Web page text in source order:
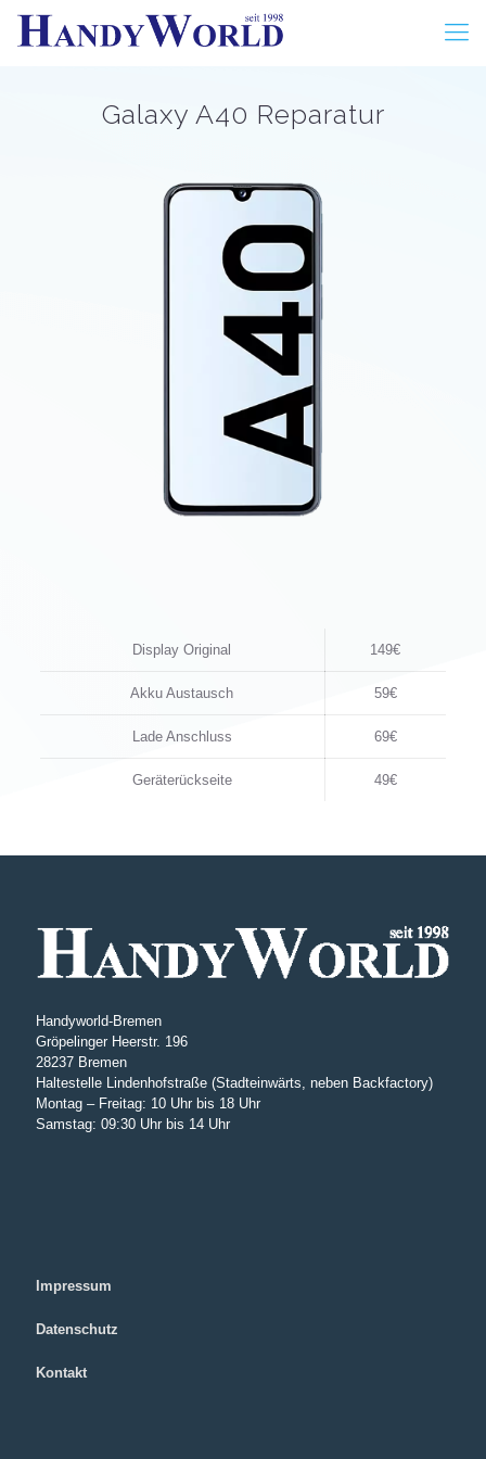
Galaxy A40 Reparatur
Display Original 149€
Akku Austausch 59€
Lade Anschluss 69€
Geräterückseite 49€
Handyworld-Bremen
Gröpelinger Heerstr. 196
28237 Bremen
Haltestelle Lindenhofstraße (Stadteinwärts, neben Backfactory)
Montag – Freitag: 10 Uhr bis 18 Uhr
Samstag: 09:30 Uhr bis 14 Uhr
Impressum
Datenschutz
Kontakt